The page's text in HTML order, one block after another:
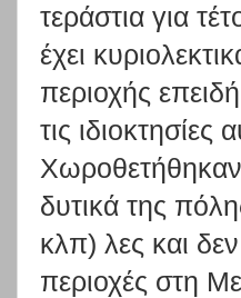
τεράστια για
έχει
περιοχής
τις
δυτικά της
κλπ) λες και δεν
περιοχές στη